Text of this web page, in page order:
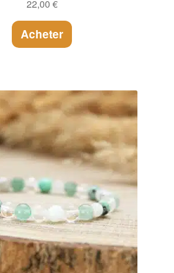
22,00 €
Acheter